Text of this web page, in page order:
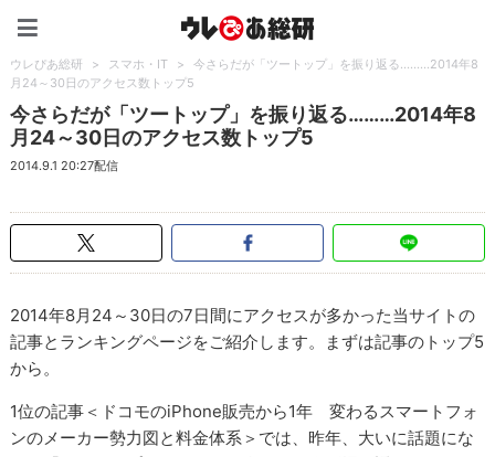
ウレぴあ総研 > スマホ・IT >
今さらだが「ツートップ」を振り返る………2014年8
月24～30日のアクセス数トップ5
今さらだが「ツートップ」を振り返る………2014年8
月24～30日のアクセス数トップ5
2014.9.1 20:27配信
2014年8月24～30日の7日間にアクセスが多かった当サイトの
記事とランキングページをご紹介します。まずは記事のトップ5
から。
1位の記事＜ドコモのiPhone販売から1年 変わるスマートフォ
ンのメーカー勢力図と料金体系＞では、昨年、大いに話題にな